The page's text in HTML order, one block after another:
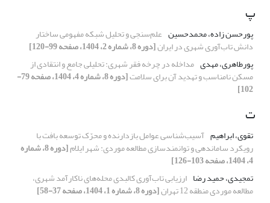
پ
پورحسن زاده، محمدحسین علم‌سنجی و تحلیل شبکه مفهومی ساختار
دانش تاب‌آوری شهری در ایران[دوره 8، شماره 2، 1404، صفحه 99-120]
پورطاهری، مهدی مداخله در چرخه فقر شهری: تحلیلی جامع و انتقادی از
مسکن نامناسب و تهدید آن برای سلامت [دوره 8، شماره 4، 1404، صفحه 79-
102]
ت
تقوی، ابراهیم آسیب‌شناسی عوامل بازدارنده و محرّک توسعه بافت با
رویکرد ساماندهی و توانمندسازی مطالعه موردی: شهر ایلام [دوره 8، شماره
4، 1404، صفحه 103-126]
تمجیدی، حمید رضا ارزیابی تاب‌آوری کالبدی محله‌های ناکارآمد شهری،
مطالعه موردی منطقه 12 تهران [دوره 8، شماره 1، 1404، صفحه 37-58]